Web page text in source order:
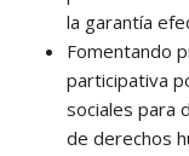
la garantía
Fomentando
participativa
sociales para
de derechos